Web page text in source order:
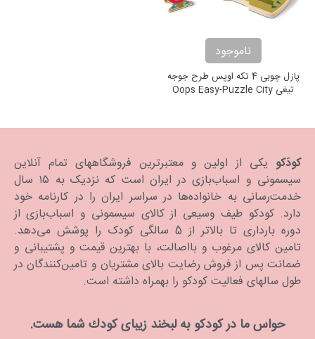
ناموجود
پازل چوبی 4 تکه اوپس طرح جوجه
تیغی Oops Easy-Puzzle City
کودَکو یکی از اولین و معتبرترین فروشگاههای تمام آنلاین
سیسمونی و اسباب‌بازی در ایران است که نزدیک به ۱۵ سال
خدمت‌رسانی به خانواده‌ها در سراسر ایران را در کارنامه خود
دارد. كودكو طیف وسیعی از کالای سیسمونی و اسباب‌بازی از
دوره بارداری تا بالاتر از 5 سالگی کودک را پوشش می‌دهد.
تامین کالای مرغوب و بااصالت، با بهترین قیمت و پشتیبانی و
ضمانت پس از فروش رضایت بالای مشتریان و تامین‌کنندگان در
طول سالهای فعالیت کودکو را بهمراه داشته است.
حواس ما در كودكو به لبخند زیبای كودك شما هست.